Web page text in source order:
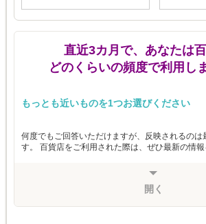
直近3カ月で、あなたは
どのくらいの頻度で利用し
もっとも近いものを1つお選びください
何度でもご回答いただけますが、反映されるのは
す。 百貨店をご利用された際は、ぜひ最新の情
開く